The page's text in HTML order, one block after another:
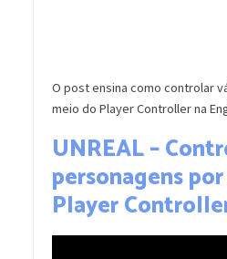
O post ensina como controlar
meio do Player Controller na
UNREAL –
personagens
Player